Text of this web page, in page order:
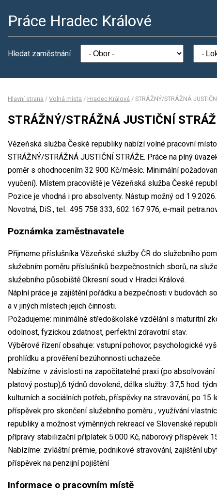
Práce Hradec Králové
Hledat zaměstnání
Hlavní strana / Volná místa / Hradec Králové / STRÁŽNÝ/STRÁŽNÁ
STRÁŽNÝ/STRÁŽNÁ JUSTIČNÍ
Vězeňská služba České republiky nabízí volné pracovní
STRÁŽNÝ/STRÁŽNÁ JUSTIČNÍ STRÁŽE. Práce na plný
poměr s ohodnocením 32 900 Kč/měsíc. Minimální
vyučení). Místem pracoviště je Vězeňská služba České
Pozice je vhodná i pro absolventy. Nástup možný od
Novotná, DiS., tel.: 495 758 333, 602 167 976, e-mail:
Poznámka zaměstnavatele
Přijmeme příslušníka Vězeňské služby ČR do služebního
služebním poměru příslušníků bezpečnostních sborů, na
služebního působiště Okresní soud v Hradci Králové.
Náplní práce je zajištění pořádku a bezpečnosti v budovách
a v jiných místech jejich činnosti.
Požadujeme: minimálně středoškolské vzdělání s maturitní
odolnost, fyzickou zdatnost, perfektní zdravotní stav.
Výběrové řízení obsahuje: vstupní pohovor, psychologické
prohlídku a prověření bezúhonnosti uchazeče.
Nabízíme: v závislosti na započitatelné praxi (po
platový postup),6 týdnů dovolené, délka služby: 37,5 hod.
kulturních a sociálních potřeb, příspěvky na stravování, po 15
příspěvek pro skončení služebního poměru , využívání
republiky a možnost výměnných rekreací ve Slovenské
přípravy stabilizační příplatek 5.000 Kč, náborový příspěvek
Nabízíme: zvláštní prémie, podnikové stravování, zajištění
příspěvek na penzijní pojištění
Informace o pracovním místě